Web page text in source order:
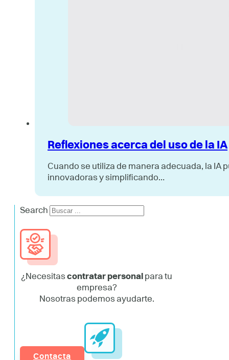
Reflexiones acerca del uso de la IA
Cuando se utiliza de manera adecuada, la
innovadoras y simplificando…
Search
¿Necesitas contratar personal para tu
empresa?
Nosotras podemos ayudarte.
Contacta